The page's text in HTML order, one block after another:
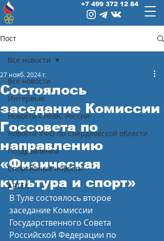
+7 499 372 12 84
Пост
Все новости
Интервью
Новости СННВС России
Новости УФО по Свердловской области
Поздравления
Спортивные новости
АРТЕК
Все новости
Состоялось
заседание Комиссии
Госсовета по
направлению
«Физическая
культура и спорт»
27 нояб. 2024 г.
В Туле состоялось второе
заседание Комиссии
Государственного Совета
Российской Федерации по